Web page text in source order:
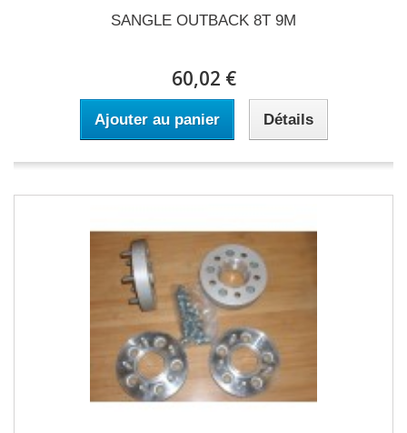
SANGLE OUTBACK 8T 9M
60,02 €
Ajouter au panier Détails